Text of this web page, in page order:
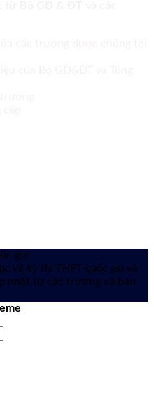
gia
về kỳ thi THPT quốc gia và
nhật từ các trường và báo